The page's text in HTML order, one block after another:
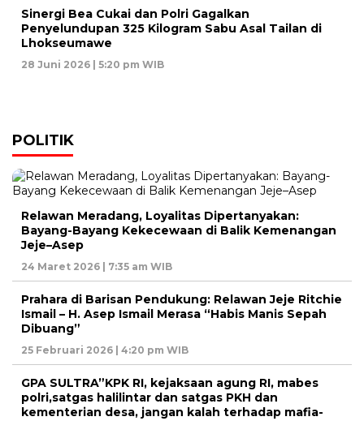
Sinergi Bea Cukai dan Polri Gagalkan
Penyelundupan 325 Kilogram Sabu Asal Tailan di
Lhokseumawe
28 Juni 2026 | 5:20 pm WIB
POLITIK
Relawan Meradang, Loyalitas Dipertanyakan:
Bayang-Bayang Kekecewaan di Balik Kemenangan
Jeje–Asep
24 Maret 2026 | 7:35 am WIB
Prahara di Barisan Pendukung: Relawan Jeje Ritchie
Ismail – H. Asep Ismail Merasa “Habis Manis Sepah
Dibuang”
25 Februari 2026 | 4:20 pm WIB
GPA SULTRA”KPK RI, kejaksaan agung RI, mabes
polri,satgas halilintar dan satgas PKH dan
kementerian desa, jangan kalah terhadap mafia-